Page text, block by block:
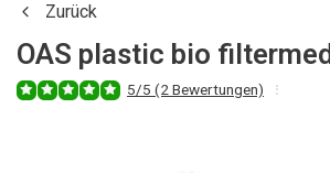
Zurück
OAS plastic bio
5/5 (2 Bewertungen)